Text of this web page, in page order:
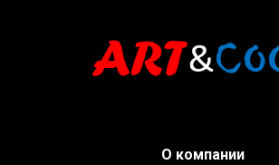
О компании